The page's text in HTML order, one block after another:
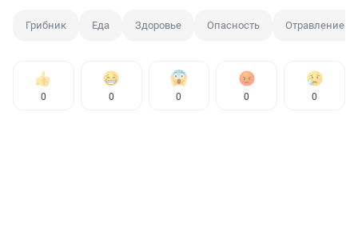
Грибник Еда Здоровье Опасность Отравление
0 0 0 0 0